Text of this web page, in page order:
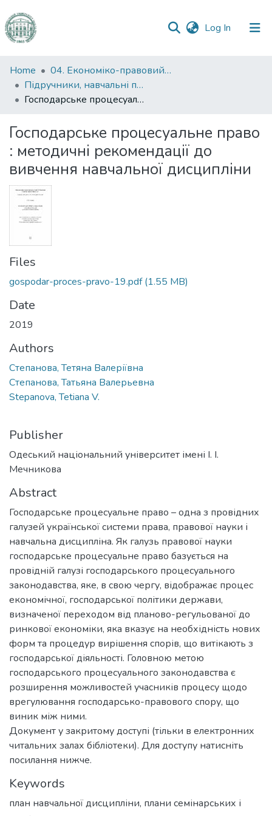
Log In (current)
Communities
&
Collections
Statistics
Home
04. Економіко-правовий факультет
Підручники, навчальні посібники та інші науково- та навчально-методичні праці ЕПФ
Господарське процесуальне право : методичні рекомендації до вивчення навчальної дисципліни
Господарське процесуальне право
: методичні рекомендації до
вивчення навчальної дисципліни
Files
gospodar-proces-pravo-19.pdf(1.55 MB)
Date
2019
Authors
Степанова, Тетяна Валеріївна
Степанова, Татьяна Валерьевна
Stepanova, Tetiana V.
Publisher
Одеський національний університет імені І. І.
Мечникова
Abstract
Господарське процесуальне право – одна з провідних
галузей української системи права, правової науки і
навчальна дисципліна. Як галузь правової науки
господарське процесуальне право базується на
провідній галузі господарського процесуального
законодавства, яке, в свою чергу, відображає процес
економічної, господарської політики держави,
визначеної переходом від планово-регульованої до
ринкової економіки, яка вказує на необхідність нових
форм та процедур вирішення спорів, що витікають з
господарської діяльності. Головною метою
господарського процесуального законодавства є
розширення можливостей учасників процесу щодо
врегулювання господарсько-правового спору, що
виник між ними.
Документ у закритому доступі (тільки в електронних
читальних залах бібліотеки). Для доступу натисніть
посилання нижче.
Keywords
план навчальної дисципліни, плани семінарських і